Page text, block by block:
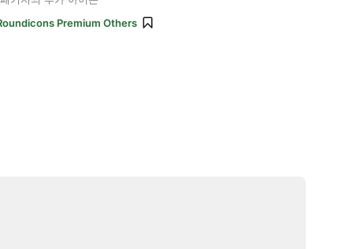
Premium Others